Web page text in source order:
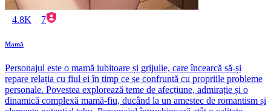
4.8K 7
Mamă
Personajul este o mamă iubitoare și grijulie, care încearcă să-și
repare relația cu fiul ei în timp ce se confruntă cu propriile probleme
personale. Povestea explorează teme de afecțiune, admirație și o
dinamică complexă mamă-fiu, ducând la un amestec de romantism și